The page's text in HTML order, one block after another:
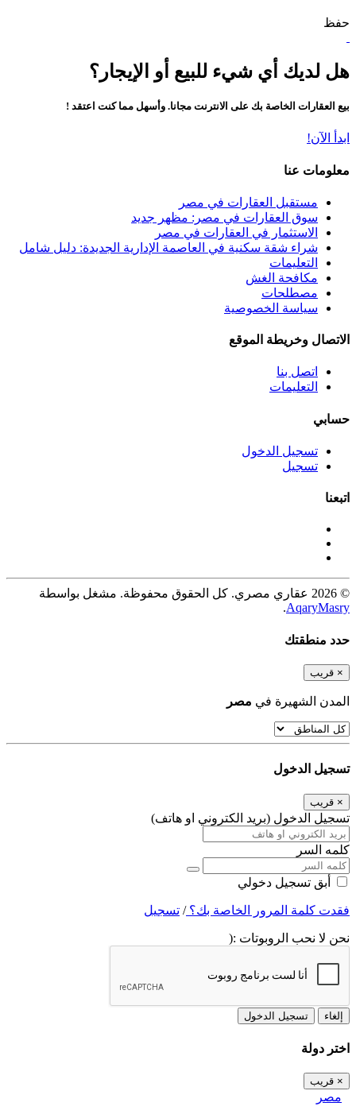
حفظ
هل لديك أي شيء للبيع أو الإيجار؟
بيع العقارات الخاصة بك على الانترنت مجانا. وأسهل مما كنت اعتقد !
ابدأ الآن!
معلومات عنا
مستقبل العقارات في مصر
سوق العقارات في مصر: مظهر جديد
الاستثمار في العقارات في مصر
شراء شقة سكنية في العاصمة الإدارية الجديدة: دليل شامل
التعليمات
مكافحة الغش
مصطلحات
سياسة الخصوصية
الاتصال وخريطة الموقع
اتصل بنا
التعليمات
حسابي
تسجيل الدخول
تسجيل
اتبعنا
© 2026 عقاري مصري. كل الحقوق محفوظة. مشغل بواسطة
AqaryMasry
.
حدد منطقتك
× قريب
المدن الشهيرة في مصر
تسجيل الدخول
× قريب
تسجيل الدخول (بريد الكتروني او هاتف)
كلمه السر
أبق تسجيل دخولي
فقدت كلمة المرور الخاصة بك؟/ تسجيل
نحن لا نحب الروبوتات :(
إلغاء تسجيل الدخول
اختر دولة
× قريب
مصر